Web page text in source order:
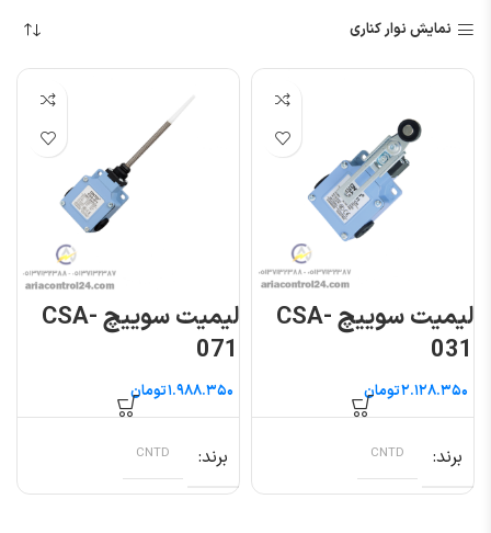
نمایش نوار کناری
لیمیت سوییچ CSA-
031
تومان
برند CNTD
لیمیت سوییچ CSA-
071
تومان
برند CNTD